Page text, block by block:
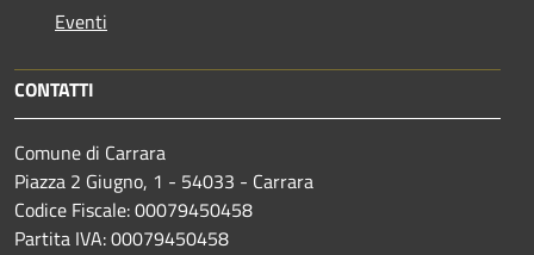
Eventi
CONTATTI
Comune di Carrara
Piazza 2 Giugno, 1 - 54033 - Carrara
Codice Fiscale: 00079450458
Partita IVA: 00079450458